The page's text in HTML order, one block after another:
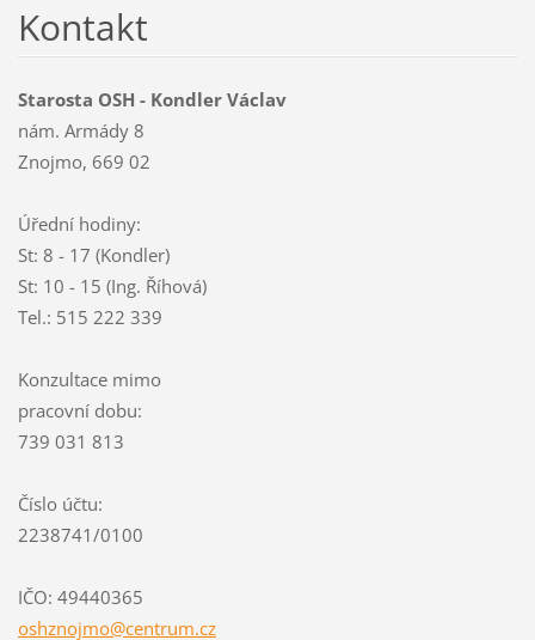
Kontakt
Starosta OSH - Kondler Václav
nám. Armády 8
Znojmo, 669 02
Úřední hodiny:
St: 8 - 17 (Kondler)
St: 10 - 15 (Ing. Říhová)
Tel.: 515 222 339
Konzultace mimo
pracovní dobu:
739 031 813
Číslo účtu:
2238741/0100
IČO: 49440365
oshznojmo@centrum.cz